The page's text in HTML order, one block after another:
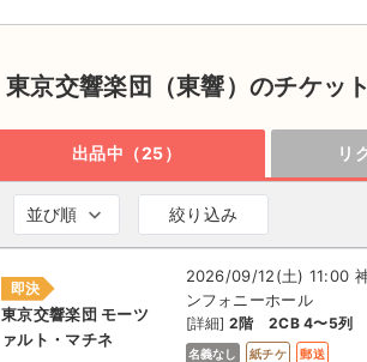
東京交響楽団（東響）のチケット
出品中（25） リ
並び順 絞り込み
即決
東京交響楽団 モーツ
ァルト・マチネ
2026/09/12(土) 11:00
ンフォニーホール
[詳細]2階 2CB 4〜5列
名義なし 紙チケ 郵送